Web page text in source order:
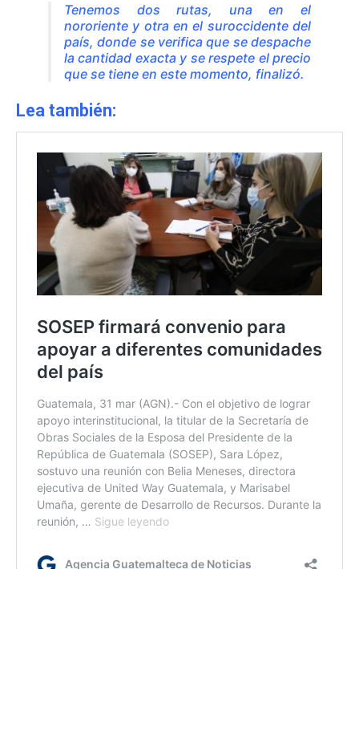
Tenemos dos rutas, una en el
nororiente y otra en el suroccidente del
país, donde se verifica que se despache
la cantidad exacta y se respete el precio
que se tiene en este momento, finalizó.
Lea también: